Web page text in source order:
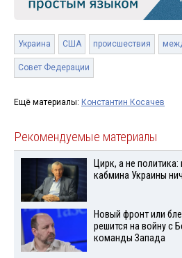
Украина США происшествия
Совет Федерации
Ещё материалы: Константин Косачев
Рекомендуемые материалы
Цирк, а не
кабмина Украины
Новый фронт или
решится на войну с
команды Запада